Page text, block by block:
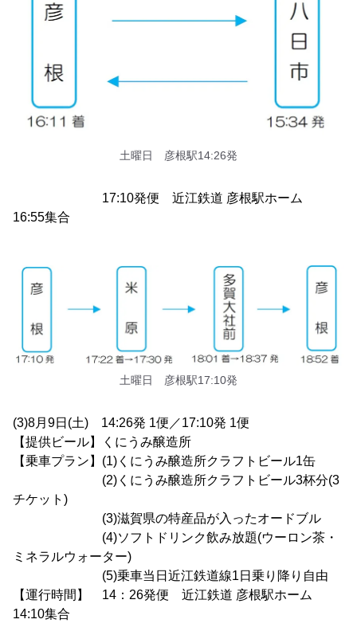
土曜日 彦根駅14:26発
17:10発便 近江鉄道 彦根駅ホーム
16:55集合
土曜日 彦根駅17:10発
(3)8月9日(土) 14:26発 1便／17:10発 1便
【提供ビール】くにうみ醸造所
【乗車プラン】(1)くにうみ醸造所クラフトビール1缶
(2)くにうみ醸造所クラフトビール3杯分(3
チケット)
(3)滋賀県の特産品が入ったオードブル
(4)ソフトドリンク飲み放題(ウーロン茶・
ミネラルウォーター)
(5)乗車当日近江鉄道線1日乗り降り自由
【運行時間】 14：26発便 近江鉄道 彦根駅ホーム
14:10集合